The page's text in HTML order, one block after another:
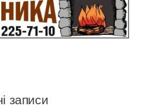
записи